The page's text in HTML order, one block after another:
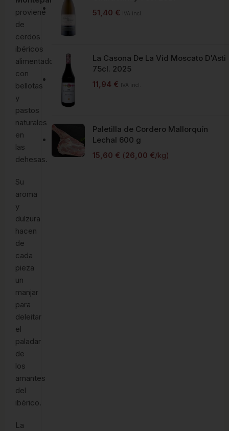
proviene
de
cerdos
ibéricos
alimentados
con
bellotas
y
pastos
naturales
en
las
dehesas.
Su
aroma
y
dulzura
hacen
de
cada
pieza
un
manjar
para
deleitar
el
paladar
de
los
amantes
del
ibérico.
La
51,40 € IVA incl.
La Casona De La Vid Moscato D'Asti
75cl. 2025
11,94 € IVA incl.
Paletilla de Cordero Mallorquín
Lechal 600 g
15,60 € (26,00 €/kg)